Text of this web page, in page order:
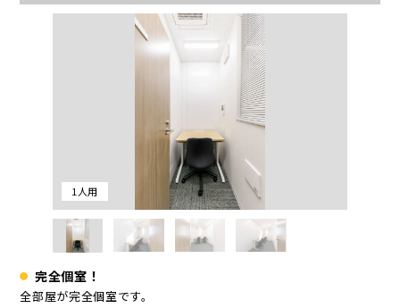
1人用
完全個室！
全部屋が完全個室です。